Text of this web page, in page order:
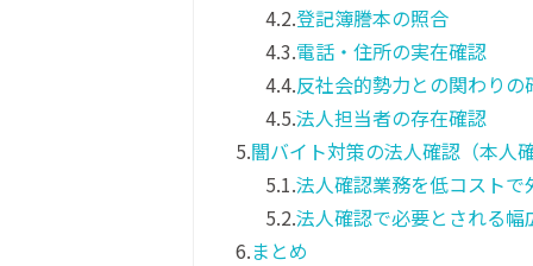
4.2.登記簿謄本の照合
4.3.電話・住所の実在確認
4.4.反社会的勢力との関わりの
4.5.法人担当者の存在確認
5.闇バイト対策の法人確認（本人
5.1.法人確認業務を低コストで
5.2.法人確認で必要とされる
6.まとめ